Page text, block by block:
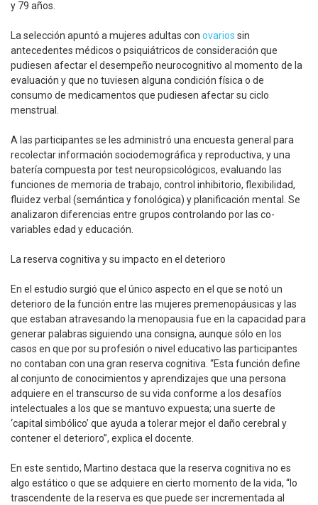
y 79 años.
La selección apuntó a mujeres adultas con ovarios sin
antecedentes médicos o psiquiátricos de consideración que
pudiesen afectar el desempeño neurocognitivo al momento de la
evaluación y que no tuviesen alguna condición física o de
consumo de medicamentos que pudiesen afectar su ciclo
menstrual.
A las participantes se les administró una encuesta general para
recolectar información sociodemográfica y reproductiva, y una
batería compuesta por test neuropsicológicos, evaluando las
funciones de memoria de trabajo, control inhibitorio, flexibilidad,
fluidez verbal (semántica y fonológica) y planificación mental. Se
analizaron diferencias entre grupos controlando por las co-
variables edad y educación.
La reserva cognitiva y su impacto en el deterioro
En el estudio surgió que el único aspecto en el que se notó un
deterioro de la función entre las mujeres premenopáusicas y las
que estaban atravesando la menopausia fue en la capacidad para
generar palabras siguiendo una consigna, aunque sólo en los
casos en que por su profesión o nivel educativo las participantes
no contaban con una gran reserva cognitiva. “Esta función define
al conjunto de conocimientos y aprendizajes que una persona
adquiere en el transcurso de su vida conforme a los desafíos
intelectuales a los que se mantuvo expuesta; una suerte de
‘capital simbólico’ que ayuda a tolerar mejor el daño cerebral y
contener el deterioro”, explica el docente.
En este sentido, Martino destaca que la reserva cognitiva no es
algo estático o que se adquiere en cierto momento de la vida, “lo
trascendente de la reserva es que puede ser incrementada al